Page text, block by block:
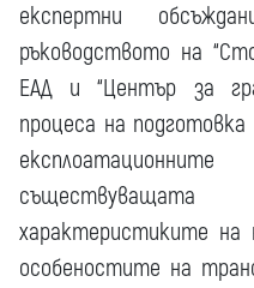
експертни
ръководството на
ЕАД и “Център за
процеса на подготовка
характеристиките на
особеностите на